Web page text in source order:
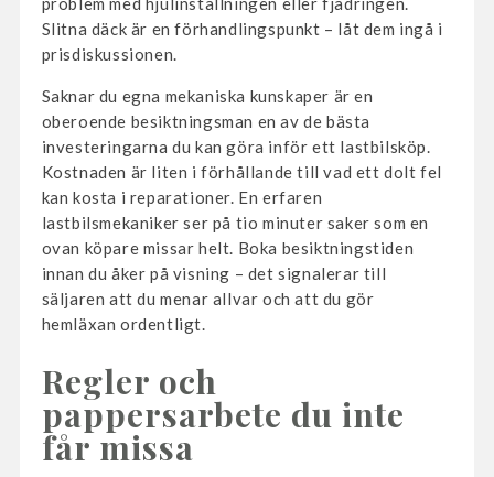
Slitna däck är en förhandlingspunkt – låt dem ingå i
prisdiskussionen.
Saknar du egna mekaniska kunskaper är en
oberoende besiktningsman en av de bästa
investeringarna du kan göra inför ett lastbilsköp.
Kostnaden är liten i förhållande till vad ett dolt fel
kan kosta i reparationer. En erfaren
lastbilsmekaniker ser på tio minuter saker som en
ovan köpare missar helt. Boka besiktningstiden
innan du åker på visning – det signalerar till
säljaren att du menar allvar och att du gör
hemläxan ordentligt.
Regler och
pappersarbete du inte
får missa